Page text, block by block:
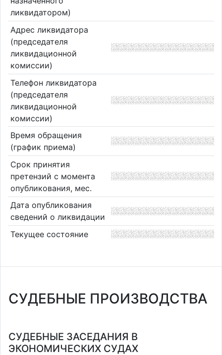
ликвидатором)
Адрес ликвидатора
(председателя
ликвидационной
комиссии)
Телефон ликвидатора
(председателя
ликвидационной
комиссии)
Время обращения
(график приема)
Срок принятия
претензий с момента
опубликования, мес.
Дата опубликования
сведений о ликвидации
Текущее состояние
СУДЕБНЫЕ ПРОИЗВОДСТВА
СУДЕБНЫЕ ЗАСЕДАНИЯ В
ЭКОНОМИЧЕСКИХ СУДАХ